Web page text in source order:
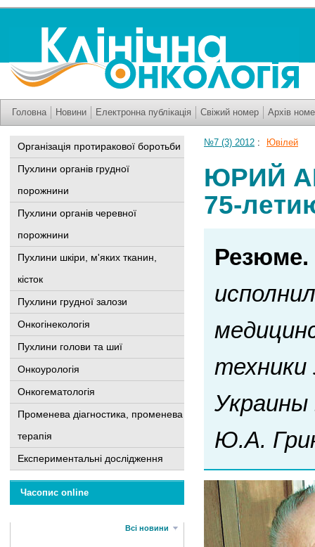
Головна Новини Електронна публікація Свіжий номер Архів
Організація протиракової боротьби
Пухлини органів грудної
порожнини
Пухлини органів черевної
порожнини
Пухлини шкіри, м'яких тканин,
кісток
Пухлини грудної залози
Онкогінекологія
Пухлини голови та шиї
Онкоурологія
Онкогематологія
Променева діагностика, променева
терапія
Експериментальні дослідження
Часопис online
Всі новини
№7 (3) 2012 : Ювілей
ЮРИЙ
75-
Резюме.
техники
Украины
Ю.А.